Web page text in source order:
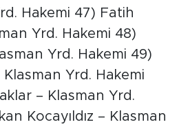
Hakemi 47) Fatih
Yrd. Hakemi 48)
Yrd. Hakemi 49)
Klasman Yrd. Hakemi
– Klasman Yrd.
Kocayıldız – Klasman